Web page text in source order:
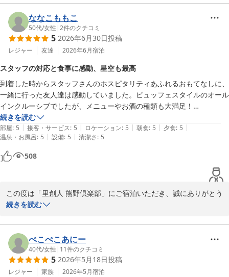
れていました。接客も皆さん笑顔で声掛け対応していただけて総じて感
じ良かったです。また違った季節に伺いたいです！
ななこももこ
50代/女性 |2件のクチコミ
5 2026年6月30日投稿
レジャー 友達 2026年6月宿泊
スタッフの対応と食事に感動、星空も最高
到着した時からスタッフさんのホスピタリティあふれるおもてなしに、
一緒に行った友人達は感動していました。ビュッフェスタイルのオール
インクルーシブでしたが、メニューやお酒の種類も大満足！
夜の星空観測会では丁寧に説明くださり、季節を変えてまた夜空を見上
げたくなりました。
また家族と利用したいと思います。
続きを読む
部屋: 5 | 接客・サービス: 5 | ロケーション: 5 | 朝食: 5 | 夕食: 5 |
温泉・お風呂: 5 | 設備: 5 | 清潔さ: 5
508
この度は「里創人 熊野倶楽部」にご宿泊いただき、誠にありがとう
ございました。
のこと、大変嬉しく、温かいお言葉に心より感謝申し上げます。
ご夕食ついても、メニューやお酒の種類を満喫していただけたとの
ことで、お食事を楽しんでいただけたと伺い、大変嬉しく思いま
す。
続きを読む
ぺこぺこあにー
40代/女性 | 11件のクチコミ
5 2026年5月18日投稿
レジャー 家族 2026年5月宿泊